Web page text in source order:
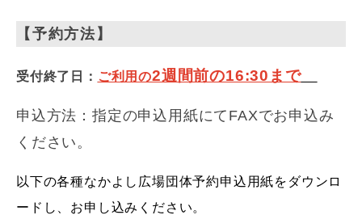
【予約方法】
受付終了日： ご利用の2週間前の16:30まで
申込方法：指定の申込用紙にてFAXでお申込み
ください。
以下の各種なかよし広場団体予約申込用紙をダウンロ
ードし、お申し込みください。